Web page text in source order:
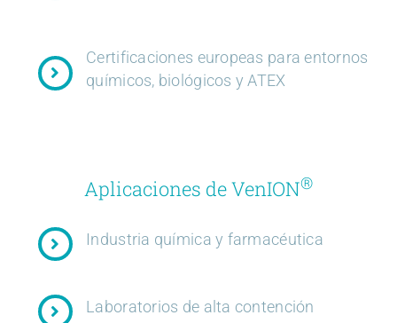
Certificaciones europeas para entornos
químicos, biológicos y ATEX
Aplicaciones de VenION®
Industria química y farmacéutica
Laboratorios de alta contención